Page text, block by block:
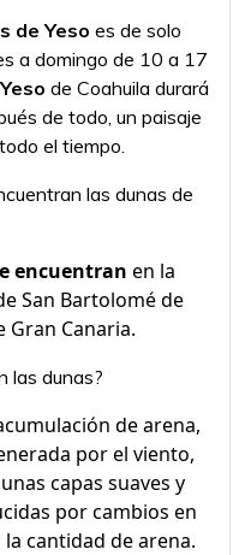
de Yeso es de solo
a domingo de 10 a 17
de Coahuila durará
de todo, un paisaje
el tiempo.
las dunas de
encuentran en la
San Bartolomé de
Gran Canaria.
las dunas?
de arena,
por el viento,
capas suaves y
por cambios en
cantidad de arena.